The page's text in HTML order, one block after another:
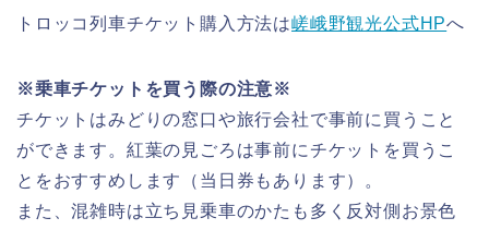
トロッコ列車チケット購入方法は嵯峨野観光公式HPへ
※乗車チケットを買う際の注意※
チケットはみどりの窓口や旅行会社で事前に買うこと
ができます。紅葉の見ごろは事前にチケットを買うこ
とをおすすめします（当日券もあります）。
また、混雑時は立ち見乗車のかたも多く反対側お景色